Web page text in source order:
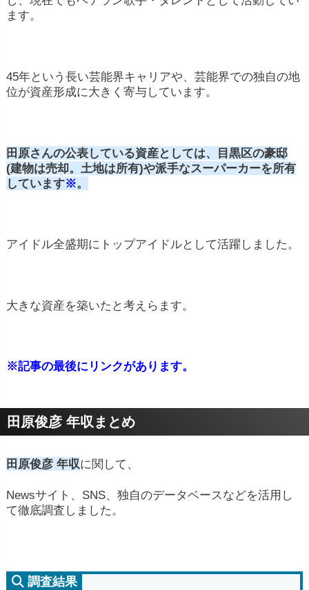
ます。
45年という長い芸能界キャリアや、芸能界での独自の地
位が資産形成に大きく寄与しています。
田原さんの公表している資産としては、目黒区の豪邸
(建物は売却。土地は所有)や派手なスーパーカーを所有
しています※。
アイドル全盛期にトップアイドルとして活躍しました。
大きな資産を築いたと考えらます。
※記事の最後にリンクがあります。
田原俊彦 年収まとめ
田原俊彦 年収に関して、
Newsサイト、SNS、独自のデータベースなどを活用し
て徹底調査しました。
調査結果